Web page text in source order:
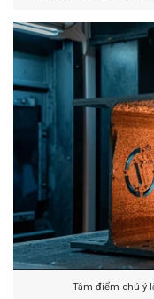
Tâm điểm chú ý